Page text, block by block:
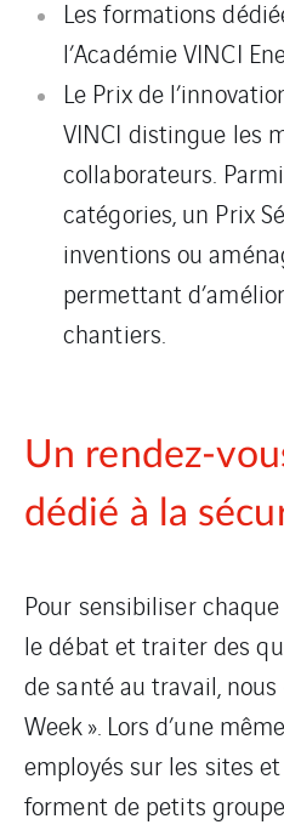
Les formations
l’Académie VINCI
Le Prix de
VINCI distingue les
collaborateurs.
catégories, un Prix
inventions ou
permettant
chantiers.
Un rendez-
dédié à la
Pour sensibiliser
le débat et traiter des
de santé au travail,
Week ». Lors d’une
employés sur les sites
forment de petits